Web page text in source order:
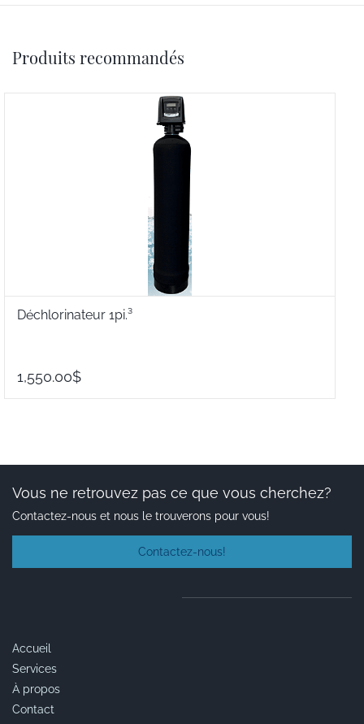
Produits recommandés
Déchlorinateur 1pi.³
1,550.00$
Vous ne retrouvez pas ce que vous cherchez?
Contactez-nous et nous le trouverons pour vous!
Contactez-nous!
Accueil
Services
À propos
Contact